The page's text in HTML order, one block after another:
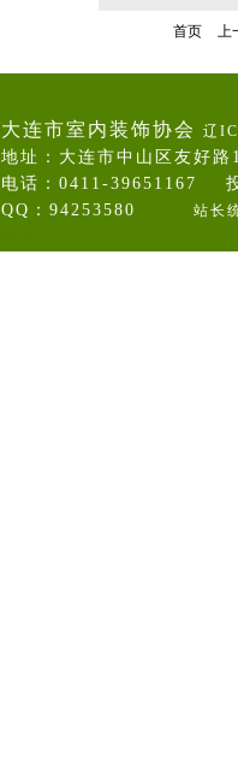
首页 上
大连市室内装饰协会 辽
地址：大连市中山区友好
电话：0411-39651167
QQ：94253580 站长